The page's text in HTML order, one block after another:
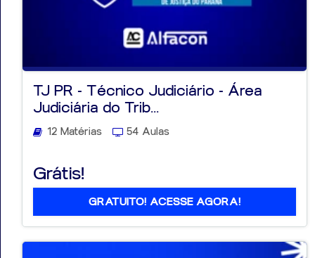
TJ PR - Técnico Judiciário - Área
Judiciária do Trib...
12 Matérias 54 Aulas
Grátis!
GRATUITO! ACESSE AGORA!